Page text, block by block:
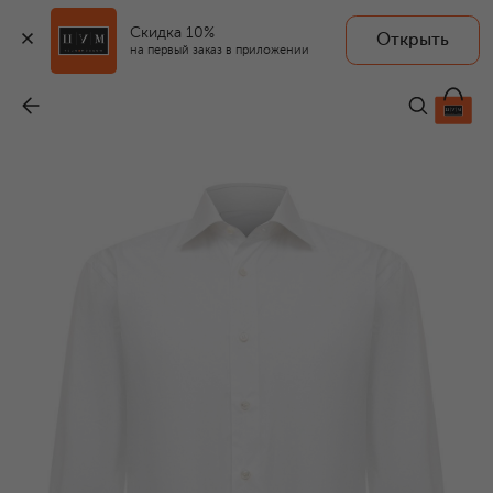
Скидка 10%
на первый заказ в приложении
Открыть
169 500 ₽